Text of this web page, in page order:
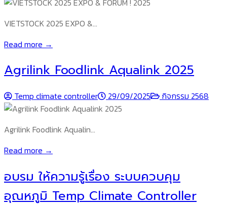
VIETSTOCK 2025 EXPO &…
Read more →
Agrilink Foodlink Aqualink 2025
Temp climate controller 29/09/2025 กิจกรรม 2568
Agrilink Foodlink Aqualin…
Read more →
อบรม ให้ความรู้เรื่อง ระบบควบคุม
อุณหภูมิ Temp Climate Controller